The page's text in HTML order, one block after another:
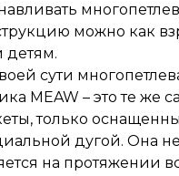
можно как
детям.
сути
MEAW – это те же
только
дугой. Она не
на протяжении